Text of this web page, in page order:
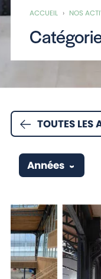
ACCUEIL › NOS
TOUTES LES
Années